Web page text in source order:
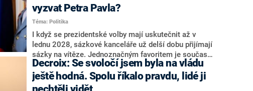
například senátora Zdeňka Hrabu, který je dnes
součástí klubu ODS a TOP 09. Hraba to na dotaz
redakce nevyloučil. Předseda klubu senátorů ODS
Zdeněk Nytra redakci řekl, že počítá s odchodem
některých senátorů z klubu a že Naše Česko není
nepřítel, ale soupeř.
vyzvat Petra Pavla?
Téma: Politika
I když se prezidentské volby mají uskutečnit až v
lednu 2028, sázkové kanceláře už delší dobu přijímají
sázky na vítěze. Jednoznačným favoritem je současná
hlava státu Petr Pavel. Daleko za ním pak bookmakeři
zmiňují dva výrazné politiky ANO, tedy premiéra
Andreje Babiše a ministra průmyslu Karla Havlíčka.
Decroix: Se svoločí jsem byla na vládu
ještě hodná. Spolu říkalo pravdu, lidé ji